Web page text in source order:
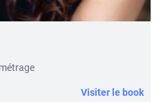
Visiter le book